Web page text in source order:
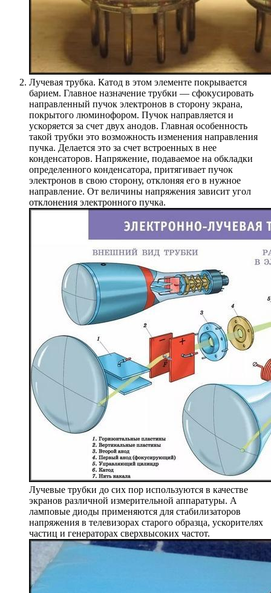
Лучевая трубка. Катод в этом элементе покрывается
барием. Главное назначение трубки — сфокусировать
направленный пучок электронов в сторону экрана,
покрытого люминофором. Пучок направляется и
ускоряется за счет двух анодов. Главная особенность
такой трубки это возможность изменения направления
пучка. Делается это за счет встроенных в нее
конденсаторов. Напряжение, подаваемое на обкладки
определенного конденсатора, притягивает пучок
электронов в свою сторону, отклоняя его в нужное
направление. От величины напряжения зависит угол
отклонения электронного пучка.
Лучевые трубки до сих пор используются в качестве
экранов различной измерительной аппаратуры. А
ламповые диоды применяются для стабилизаторов
напряжения в телевизорах старого образца, ускорителях
частиц и генераторах сверхвысоких частот.